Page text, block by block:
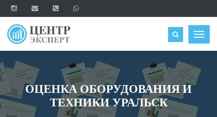
ОЦЕНИТЬ
ОЦЕНКА ОБОРУДОВАНИЯ И
ТЕХНИКИ УРАЛЬСК